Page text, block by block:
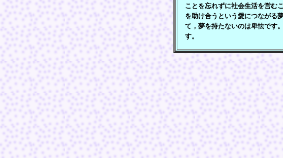
ことを忘れずに社会生活を営む
を助け合うという愛につながる
て，夢を持たないのは卑怯です
す。